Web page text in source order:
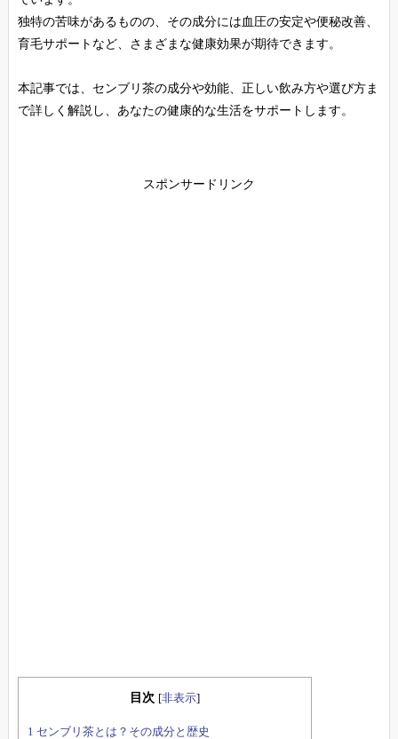
独特の苦味があるものの、その成分には血圧の安定や便秘改善、
育毛サポートなど、さまざまな健康効果が期待できます。
本記事では、センブリ茶の成分や効能、正しい飲み方や選び方ま
で詳しく解説し、あなたの健康的な生活をサポートします。
スポンサードリンク
目次 [非表示]
1 センブリ茶とは？その成分と歴史